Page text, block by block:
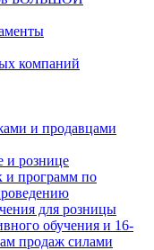
компаний
и продавцами
и рознице
и программ по
для розницы
обучения и 16-
продаж силами